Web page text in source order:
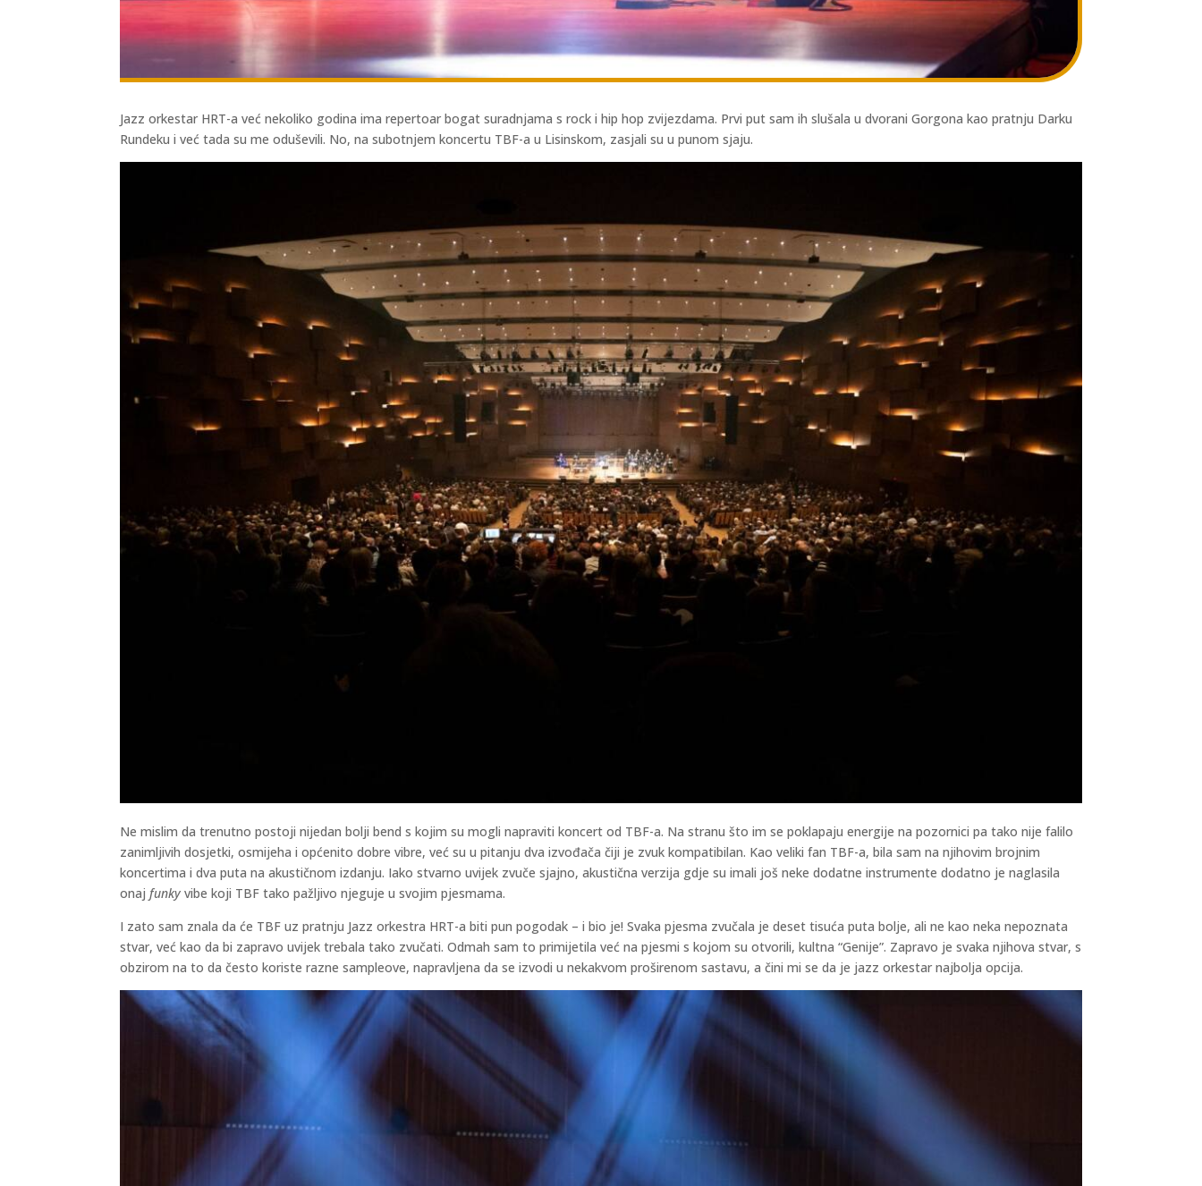
Jazz orkestar HRT-a već nekoliko godina ima repertoar bogat suradnjama s rock i hip hop zvijezdama. Prvi put sam ih slušala u dvorani Gorgona kao pratnju Darku
Rundeku i već tada su me oduševili. No, na subotnjem koncertu TBF-a u Lisinskom, zasjali su u punom sjaju.
Ne mislim da trenutno postoji nijedan bolji bend s kojim su mogli napraviti koncert od TBF-a. Na stranu što im se poklapaju energije na pozornici pa tako nije falilo
zanimljivih dosjetki, osmijeha i općenito dobre vibre, već su u pitanju dva izvođača čiji je zvuk kompatibilan. Kao veliki fan TBF-a, bila sam na njihovim brojnim
koncertima i dva puta na akustičnom izdanju. Iako stvarno uvijek zvuče sjajno, akustična verzija gdje su imali još neke dodatne instrumente dodatno je naglasila
onajfunkyvibe koji TBF tako pažljivo njeguje u svojim pjesmama.
I zato sam znala da će TBF uz pratnju Jazz orkestra HRT-a biti pun pogodak – i bio je! Svaka pjesma zvučala je deset tisuća puta bolje, ali ne kao neka nepoznata
stvar, već kao da bi zapravo uvijek trebala tako zvučati. Odmah sam to primijetila već na pjesmi s kojom su otvorili, kultna “Genije”. Zapravo je svaka njihova stvar, s
obzirom na to da često koriste razne sampleove, napravljena da se izvodi u nekakvom proširenom sastavu, a čini mi se da je jazz orkestar najbolja opcija.